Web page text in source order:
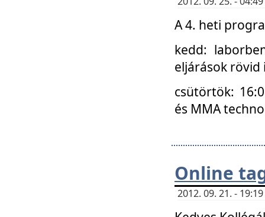
A 4. heti
kedd:
eljárások
csütörtök:
és MMA
Online
2012. 09. 21. -